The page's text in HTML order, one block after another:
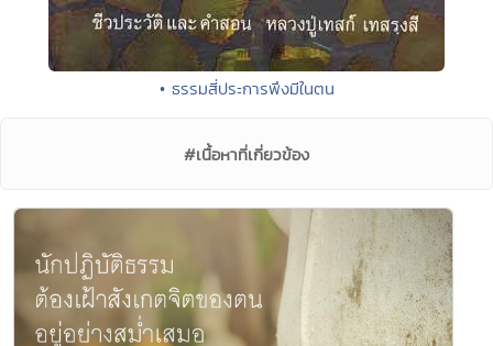
• ธรรมสี่ประการพึงมีในตน
#เนื้อหาที่เกี่ยวข้อง